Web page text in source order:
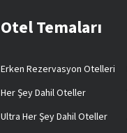
Otel Temaları
Erken Rezervasyon Otelleri
Her Şey Dahil Oteller
Ultra Her Şey Dahil Oteller